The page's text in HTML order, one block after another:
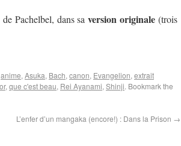
Pachelbel, dans saversion originale (trois
anime, Asuka, Bach, canon, Evangelion, extrait
, que c'est beau, Rei Ayanami, Shinji. Bookmark the
L’enfer d’un mangaka (encore!) : Dans la Prison →